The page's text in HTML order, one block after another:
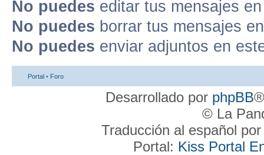
No puedes editar tus mensajes
No puedes borrar tus mensajes
No puedes enviar adjuntos en
Portal • Foro
Desarrollado por phpBB
© La
Traducción al español
Portal: Kiss Portal